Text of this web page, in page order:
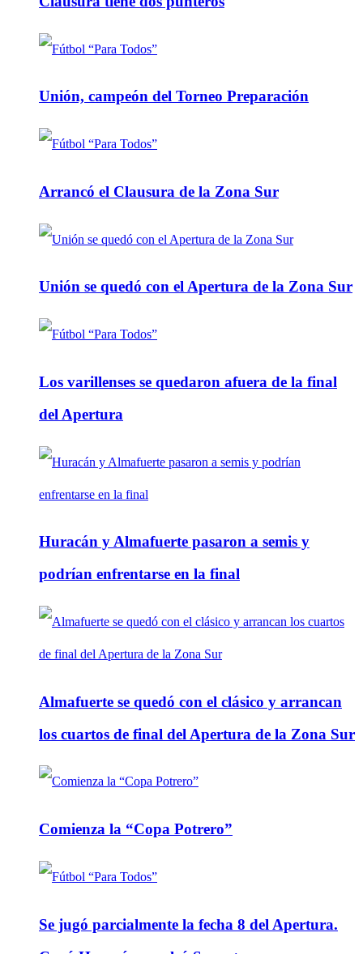
Unión, campeón del Torneo Preparación
Arrancó el Clausura de la Zona Sur
Unión se quedó con el Apertura de la Zona Sur
Los varillenses se quedaron afuera de la final
del Apertura
Huracán y Almafuerte pasaron a semis y
podrían enfrentarse en la final
Almafuerte se quedó con el clásico y arrancan
los cuartos de final del Apertura de la Zona Sur
Comienza la “Copa Potrero”
Se jugó parcialmente la fecha 8 del Apertura.